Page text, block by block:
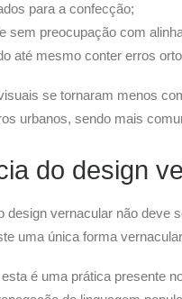
para a confecção;
sem preocupação com
até mesmo conter erros
se tornaram menos
urbanos, sendo mais
do design
design vernacular não
uma única forma
é uma prática presente